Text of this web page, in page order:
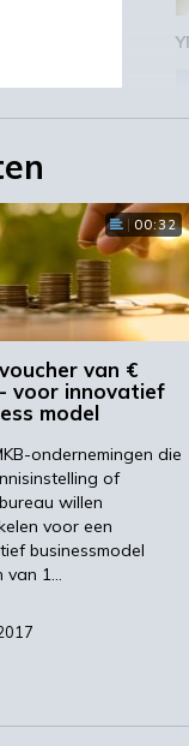
met
en
00:32
van €
voor innovatief
model
ondernemingen die
of
willen
voor een
businessmodel
van 1…